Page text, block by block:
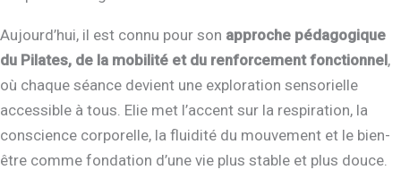
Aujourd’hui, il est connu pour son approche pédagogique
du Pilates, de la mobilité et du renforcement fonctionnel,
où chaque séance devient une exploration sensorielle
accessible à tous. Elie met l’accent sur la respiration, la
conscience corporelle, la fluidité du mouvement et le bien-
être comme fondation d’une vie plus stable et plus douce.